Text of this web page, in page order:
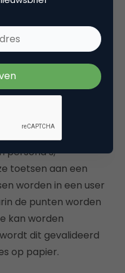
loopt in ambitie,
dat hangt niet altijd
bij hun klanten,
proces is erop
– en de founders
persona’s,
toetsen aan een
worden in een user
de punten worden
kan worden
dit gevalideerd
op papier.